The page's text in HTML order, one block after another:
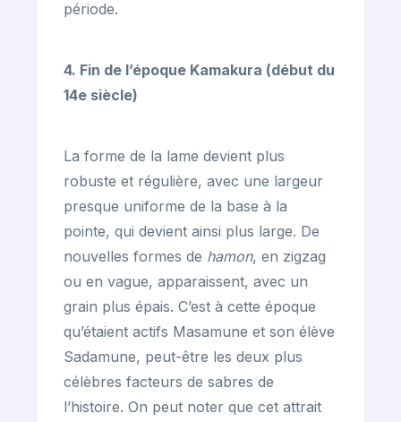
période.
4. Fin de l’époque Kamakura (début du
14e siècle)
La forme de la lame devient plus
robuste et régulière, avec une largeur
presque uniforme de la base à la
pointe, qui devient ainsi plus large. De
nouvelles formes de hamon, en zigzag
ou en vague, apparaissent, avec un
grain plus épais. C’est à cette époque
qu’étaient actifs Masamune et son élève
Sadamune, peut-être les deux plus
célèbres facteurs de sabres de
l’histoire. On peut noter que cet attrait